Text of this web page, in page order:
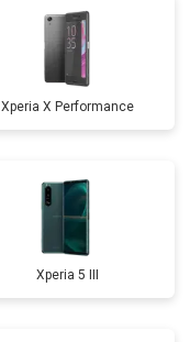
Xperia X Performance
Xperia 5 III